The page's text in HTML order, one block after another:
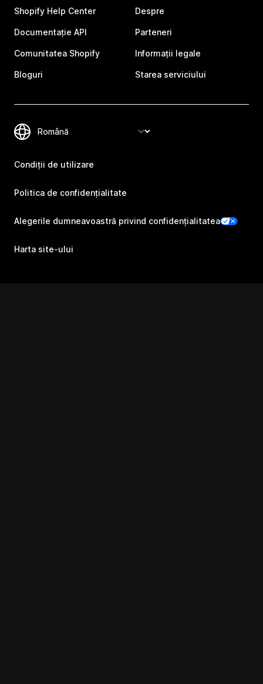
Shopify Help Center
Documentație API
Comunitatea Shopify
Bloguri
Despre
Parteneri
Informații legale
Starea serviciului
Condiții de utilizare
Politica de confidențialitate
Alegerile dumneavoastră privind confidențialitatea
Harta site-ului